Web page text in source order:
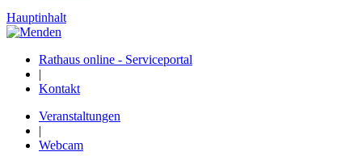
Hauptinhalt
Rathaus online - Serviceportal
|
Kontakt
Veranstaltungen
|
Webcam